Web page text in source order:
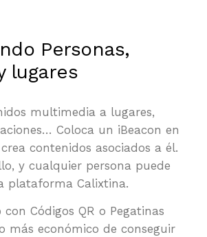
Personas,
lugares
multimedia a lugares,
Coloca un iBeacon en
contenidos asociados a él.
y cualquier persona puede
plataforma Calixtina.
Códigos QR o Pegatinas
más económico de conseguir